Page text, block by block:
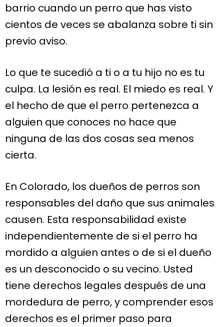
barrio cuando un perro que has visto
cientos de veces se abalanza sobre ti sin
previo aviso.
Lo que te sucedió a ti o a tu hijo no es tu
culpa. La lesión es real. El miedo es real. Y
el hecho de que el perro pertenezca a
alguien que conoces no hace que
ninguna de las dos cosas sea menos
cierta.
En Colorado, los dueños de perros son
responsables del daño que sus animales
causen. Esta responsabilidad existe
independientemente de si el perro ha
mordido a alguien antes o de si el dueño
es un desconocido o su vecino. Usted
tiene derechos legales después de una
mordedura de perro, y comprender esos
derechos es el primer paso para